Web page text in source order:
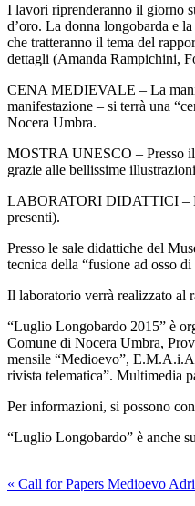
I lavori riprenderanno il giorno
d’oro. La donna longobarda e
che tratteranno il tema del
dettagli (Amanda Rampichini,
CENA MEDIEVALE – La
manifestazione – si terrà una
Nocera Umbra.
MOSTRA UNESCO – Presso
grazie alle bellissime
LABORATORI DIDATTICI –
presenti).
Presso le sale didattiche del
tecnica della “fusione ad osso
Il laboratorio verrà realizzato al
“Luglio Longobardo 2015” è
Comune di Nocera Umbra,
mensile “Medioevo”,
rivista telematica”. Multimedia
Per informazioni, si possono
“Luglio Longobardo” è anche
« Call for Papers Medioevo